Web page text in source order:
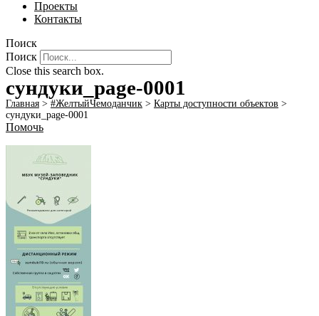
Проекты
Контакты
Поиск
Поиск
Close this search box.
сундуки_page-0001
Главная > #ЖелтыйЧемоданчик > Карты доступности объектов >
сундуки_page-0001
Помочь